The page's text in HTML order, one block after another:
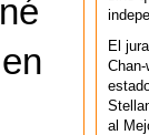
El
al